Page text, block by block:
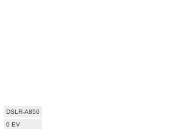
DSLR-A850
0 EV